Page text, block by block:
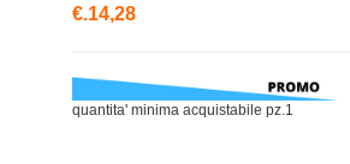
€.14,28
quantita' minima acquistabile pz.1